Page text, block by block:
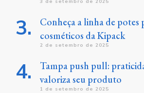
3 de setembro de 2025
Conheça a linha de potes
cosméticos da Kipack
2 de setembro de 2025
Tampa push pull:
valoriza seu produto
1 de setembro de 2025